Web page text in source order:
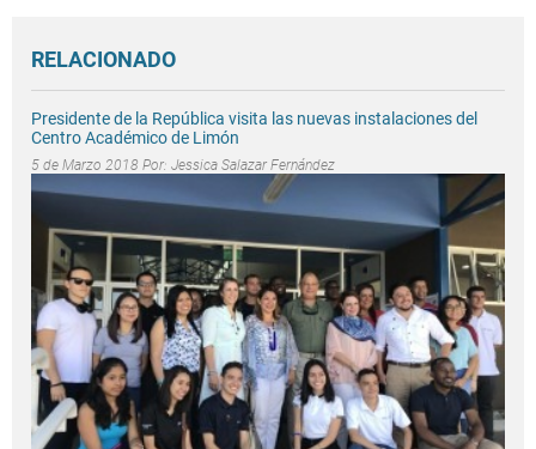
RELACIONADO
Presidente de la República visita las nuevas instalaciones del
Centro Académico de Limón
5 de Marzo 2018 Por: Jessica Salazar Fernández